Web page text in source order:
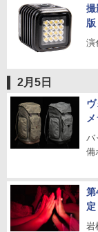
撮
版
演
2月5日
バ
備
第
定
岩